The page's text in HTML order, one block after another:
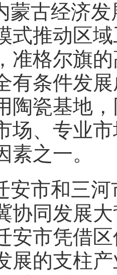
蒙古经济
式推动区
准格尔旗
有条件发
陶瓷基地
场、专业
素之一。
安市和三
协同发展
安市凭借
展的支柱